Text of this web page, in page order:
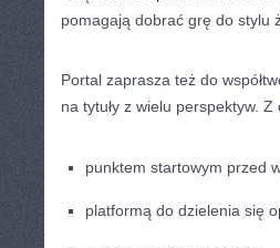
pomagają dobrać grę do stylu
Portal zaprasza też do
na tytuły z wielu perspektyw.
punktem startowym przed
platformą do dzielenia się